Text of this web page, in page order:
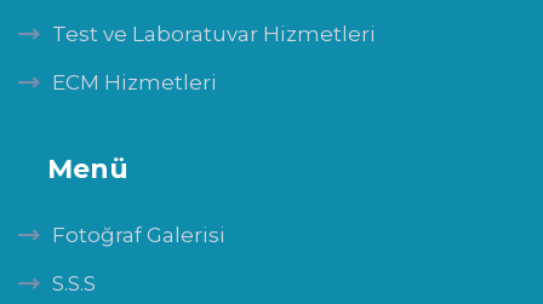
Test ve Laboratuvar Hizmetleri
ECM Hizmetleri
Menü
Fotoğraf Galerisi
S.S.S